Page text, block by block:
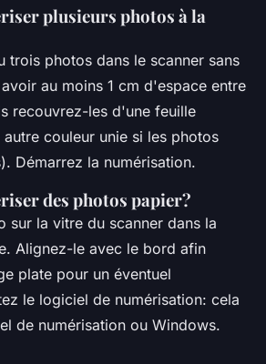
plusieurs photos à la
trois photos dans le scanner sans
au moins 1 cm d'espace entre
recouvrez-les d'une feuille
couleur unie si les photos
Démarrez la numérisation.
des photos papier?
sur la vitre du scanner dans la
Alignez-le avec le bord afin
plate pour un éventuel
le logiciel de numérisation: cela
de numérisation ou Windows.